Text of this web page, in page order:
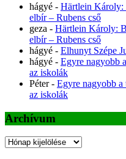
hágyé - Härtlein Károly:
elbír – Rubens cső
geza - Härtlein Károly:
elbír – Rubens cső
hágyé - Elhunyt Szépe
hágyé - Egyre nagyobb
az iskolák
Péter- Egyre nagyobb a
az iskolák
Archívum
Archívum